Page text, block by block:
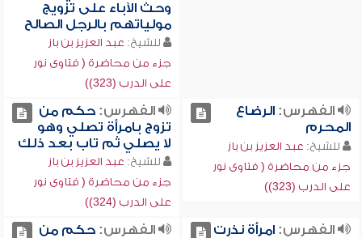
وحث الآباء على تزويج
مولياتهم بالرجل الصالح
للشيخ: عبد العزيز بن باز
جزء من محاضرة ( فتاوى نور
على الدرب (323))
الفهرس:الرضاع
المحرم
للشيخ: عبد العزيز بن باز
جزء من محاضرة ( فتاوى نور
على الدرب (323))
الفهرس:حكم من
تزوج بامرأة تصلي وهو
لا يصلي ثم تاب بعد ذلك
للشيخ: عبد العزيز بن باز
جزء من محاضرة ( فتاوى نور
على الدرب (324))
الفهرس:امرأة نذرت
الفهرس:حكم من